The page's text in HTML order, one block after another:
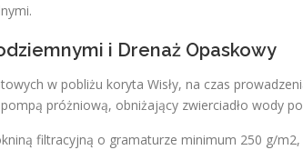
i Drenaż Opaskowy
w pobliżu koryta Wisły, na czas
próżniową, obniżający zwierciadło wody
filtracyjną o gramaturze minimum 250 g/